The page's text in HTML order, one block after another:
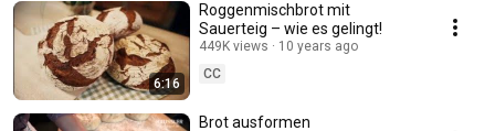
6:16
Roggenmischbrot mit
Sauerteig – wie es gelingt!
449K views
10 years ago
CC
Brot ausformen